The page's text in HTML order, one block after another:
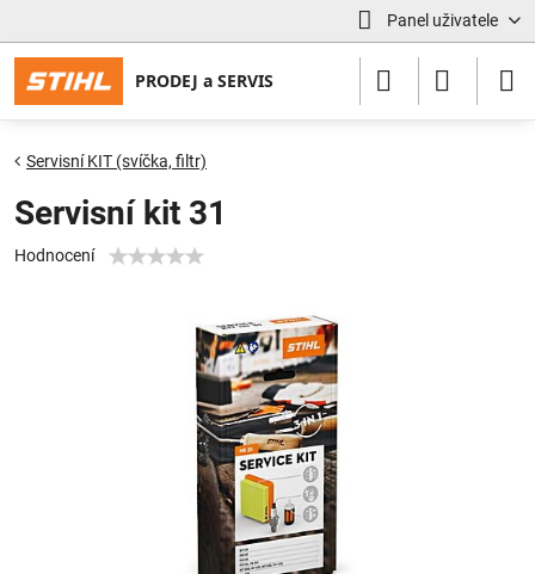
Panel uživatele
Servisní KIT (svíčka, filtr)
Servisní kit 31
Hodnocení